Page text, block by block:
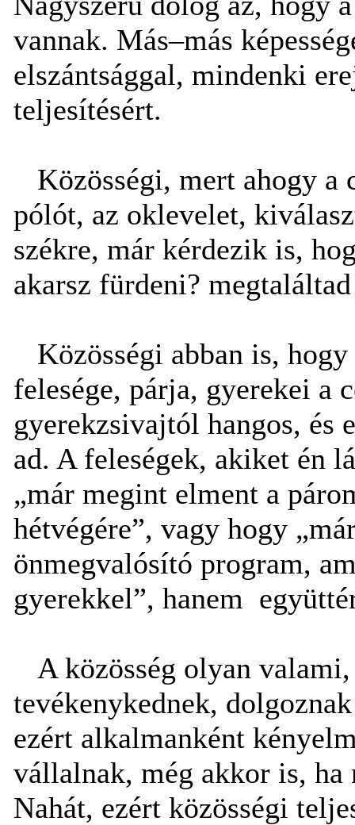
vannak. Más–más
elszántsággal, mindenki
teljesítésért.
Közösségi, mert ahogy a
pólót, az oklevelet,
székre, már kérdezik is,
akarsz fürdeni?
Közösségi abban is,
felesége, párja, gyerekei a
gyerekzsivajtól hangos, és
ad. A feleségek, akiket én
„már megint elment a
hétvégére”, vagy hogy
önmegvalósító program,
gyerekkel”, hanem
A közösség olyan
tevékenykednek,
ezért alkalmanként
vállalnak, még akkor is, ha
Nahát, ezért közösségi